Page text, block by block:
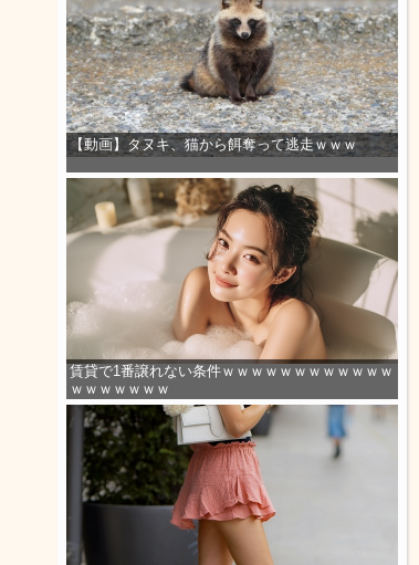
【動画】タヌキ、猫から餌奪って逃走ｗｗｗ
賃貸で1番譲れない条件ｗｗｗｗｗｗｗｗｗｗｗｗ
ｗｗｗｗｗｗｗ